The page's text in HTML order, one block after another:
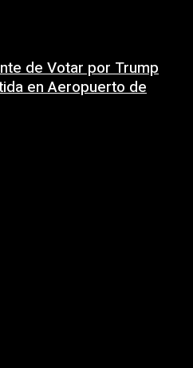
de Votar por Trump
en Aeropuerto de